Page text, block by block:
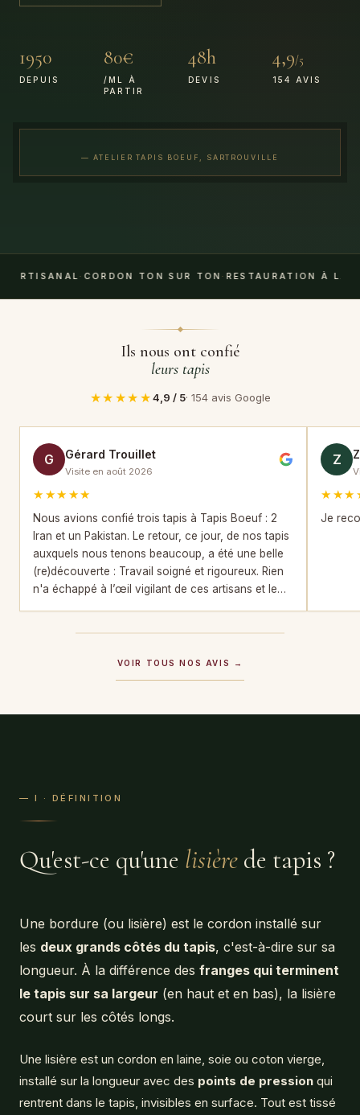
1950
DEPUIS
80€
/ML À
PARTIR
48h
DEVIS
4,9/5
154 AVIS
— ATELIER TAPIS BOEUF, SARTROUVILLE
·CORDON TON SUR TON RESTAURATION À LA MAIN
Ils nous ont confié
leurs tapis
★★★★★4,9 / 5· 154 avis Google
G Gérard Trouillet
Visite en août 2026
★★★★★
Nous avions confié trois tapis à Tapis Boeuf : 2
Iran et un Pakistan. Le retour, ce jour, de nos tapis
auxquels nous tenons beaucoup, a été une belle
(re)découverte : Travail soigné et rigoureux. Rien
n'a échappé à l’œil vigilant de ces artisans et le
Z
Je
VOIR TOUS NOS AVIS →
— I · DÉFINITION
Qu'est-ce qu'une lisière de tapis ?
Une bordure (ou lisière) est le cordon installé sur
les deux grands côtés du tapis, c'est-à-dire sur sa
longueur. À la différence des franges qui terminent
le tapis sur sa largeur (en haut et en bas), la lisière
court sur les côtés longs.
Une lisière est un cordon en laine, soie ou coton vierge,
installé sur la longueur avec des points de pression qui
rentrent dans le tapis, invisibles en surface. Tout est tissé